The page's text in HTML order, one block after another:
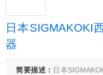
日本SIGMAKOKI
器
简要描述： 日本